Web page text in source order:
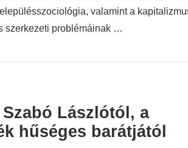
valamint a
szerkezeti problémáinak …
Lászlótól, a
hűséges barátjától